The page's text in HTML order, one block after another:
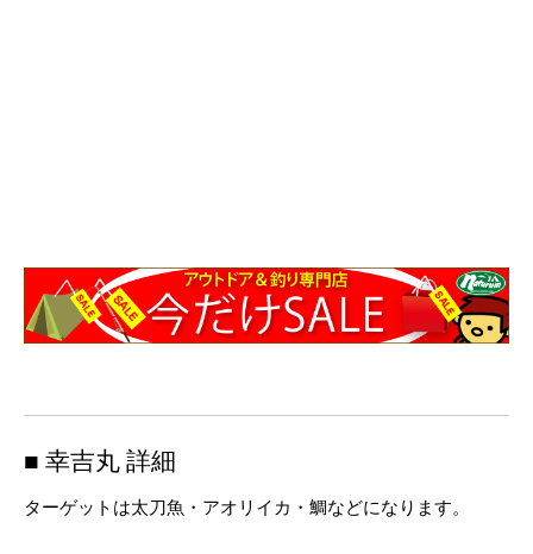
■ 幸吉丸 詳細
ターゲットは太刀魚・アオリイカ・鯛などになります。